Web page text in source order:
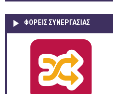
ΦΟΡΕΙΣ ΣΥΝΕΡΓΑΣΙΑΣ